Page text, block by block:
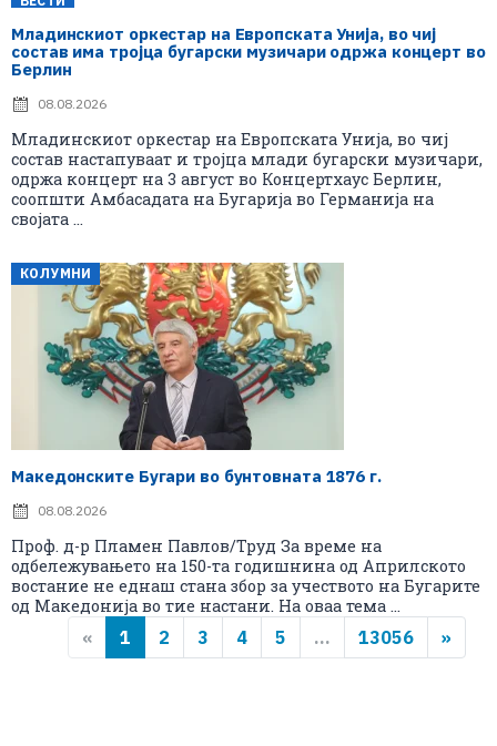
Младинскиот оркестар на Европската Унија, во чиј
состав има тројца бугарски музичари одржа концерт во
Берлин
08.08.2026
Младинскиот оркестар на Европската Унија, во чиј
состав настапуваат и тројца млади бугарски музичари,
одржа концерт на 3 август во Концертхаус Берлин,
соопшти Амбасадата на Бугарија во Германија на
својата ...
КОЛУМНИ
Македонските Бугари во бунтовната 1876 г.
08.08.2026
Проф. д-р Пламен Павлов/Труд За време на
одбележувањето на 150-та годишнина од Априлското
востание не еднаш стана збор за учеството на Бугарите
од Македонија во тие настани. На оваа тема ...
« 1 2 3 4 5 ... 13056 »